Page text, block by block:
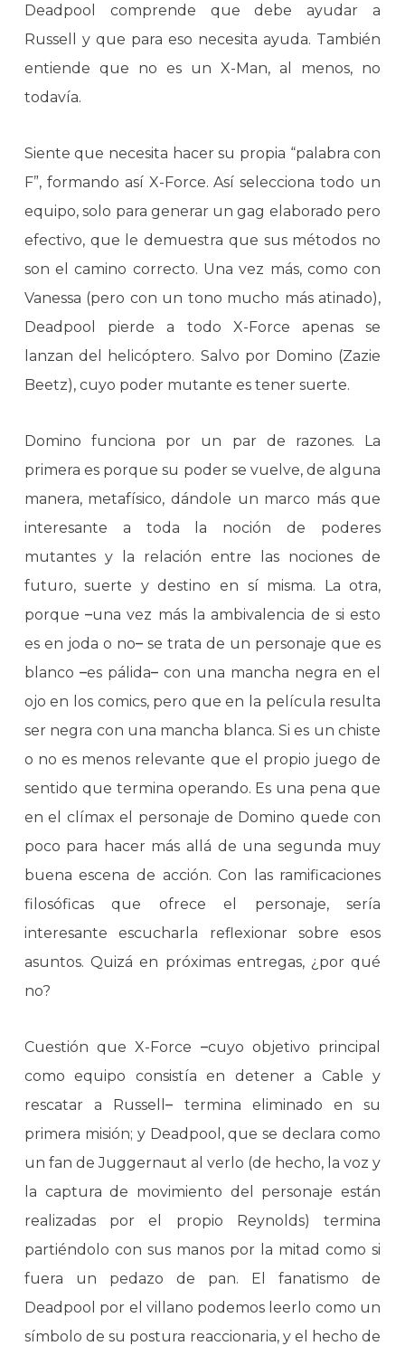
Deadpool comprende que debe ayudar a
Russell y que para eso necesita ayuda. También
entiende que no es un X-Man, al menos, no
todavía.
Siente que necesita hacer su propia “palabra con
F”, formando así X-Force. Así selecciona todo un
equipo, solo para generar un gag elaborado pero
efectivo, que le demuestra que sus métodos no
son el camino correcto. Una vez más, como con
Vanessa (pero con un tono mucho más atinado),
Deadpool pierde a todo X-Force apenas se
lanzan del helicóptero. Salvo por Domino (Zazie
Beetz), cuyo poder mutante es tener suerte.
Domino funciona por un par de razones. La
primera es porque su poder se vuelve, de alguna
manera, metafísico, dándole un marco más que
interesante a toda la noción de poderes
mutantes y la relación entre las nociones de
futuro, suerte y destino en sí misma. La otra,
porque–una vez más la ambivalencia de si esto
es en joda o no–se trata de un personaje que es
blanco –es pálida–con una mancha negra en el
ojo en los comics, pero que en la película resulta
ser negra con una mancha blanca. Si es un chiste
o no es menos relevante que el propio juego de
sentido que termina operando. Es una pena que
en el clímax el personaje de Domino quede con
poco para hacer más allá de una segunda muy
buena escena de acción. Con las ramificaciones
filosóficas que ofrece el personaje, sería
interesante escucharla reflexionar sobre esos
asuntos. Quizá en próximas entregas, ¿por qué
no?
Cuestión que X-Force –cuyo objetivo principal
como equipo consistía en detener a Cable y
rescatar a Russell– termina eliminado en su
primera misión; y Deadpool, que se declara como
un fan de Juggernaut al verlo (de hecho, la voz y
la captura de movimiento del personaje están
realizadas por el propio Reynolds) termina
partiéndolo con sus manos por la mitad como si
fuera un pedazo de pan. El fanatismo de
Deadpool por el villano podemos leerlo como un
símbolo de su postura reaccionaria, y el hecho de